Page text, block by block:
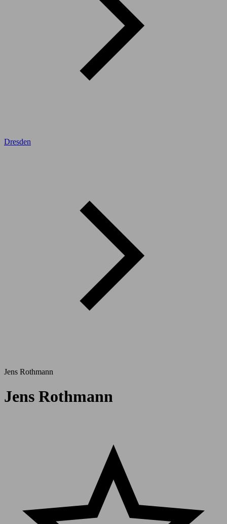
Dresden
Jens Rothmann
Jens Rothmann